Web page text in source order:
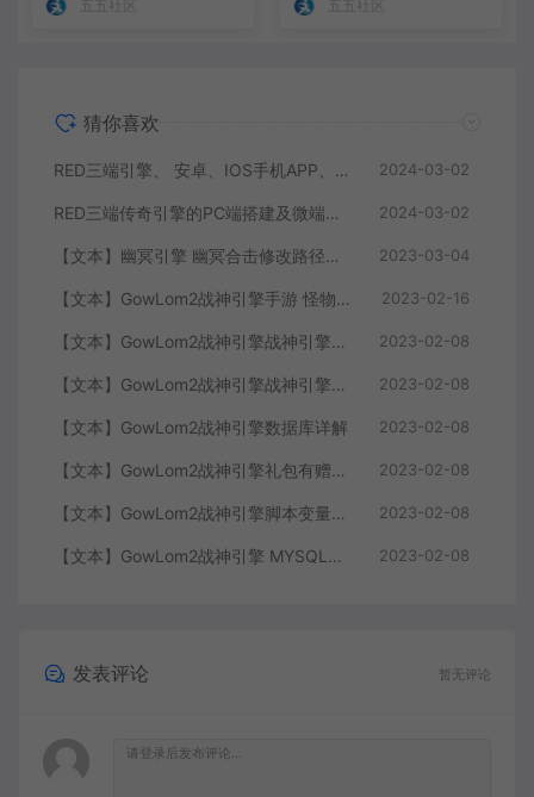
五五社区 五五社区
猜你喜欢
RED三端引擎、 安卓、IOS手机APP、列表修改、及微端的搭建方法-特约制作 2024-03-02
RED三端传奇引擎的PC端搭建及微端服务器搭建教程 2024-03-02
【文本】幽冥引擎 幽冥合击修改路径大全 部分注释介绍 2023-03-04
【文本】GowLom2战神引擎手游 怪物部分攻击代码 2023-02-16
【文本】GowLom2战神引擎战神引擎复古传奇 玩家属性 2023-02-08
【文本】GowLom2战神引擎战神引擎DB表mir库 详细介绍 2023-02-08
【文本】GowLom2战神引擎数据库详解 2023-02-08
【文本】GowLom2战神引擎礼包有赠字修改掉 可以丢弃 2023-02-08
【文本】GowLom2战神引擎脚本变量大全 2023-02-08
【文本】GowLom2战神引擎 MYSQL安装时出现问题（The service already exists） 2023-02-08
发表评论 暂无评论